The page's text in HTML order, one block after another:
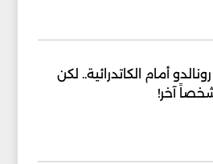
أمام الكاتدرائية.. لكن
آخر!